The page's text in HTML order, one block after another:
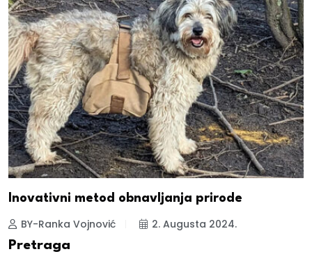
Inovativni metod obnavljanja prirode
BY-Ranka Vojnović
2. Augusta 2024.
Pretraga